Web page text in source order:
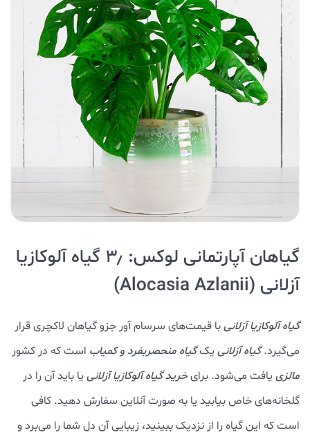
گیاهان آپارتمانی لوکس: ۳٫ گیاه آلوکازیا
آزلانی (Alocasia Azlanii)
گیاه آلوکازیا آزلانیبا قیمت‌های سرسام آور جزو گیاهان لاکچری قرار
می‌گیرد. گیاه آزلانی یکگیاه منحصربفرد و کمیاب است که در کشور
مالزی یافت می‌شود. برایخرید گیاه آلوکازیا آزلانی یا باید آن را در
گلخانه‌های خاص بیابید یا به صورت آنلاین سفارش دهید. کافی
است که این گیاه را از نزدیک ببینید، زیبایی آن دل شما را می‌برد و